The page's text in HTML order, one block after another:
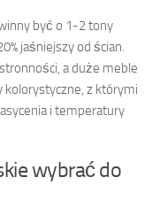
być o 1-2 tony
jaśniejszy od ścian.
a duże meble
kolorystyczne, z którymi
i temperatury
wybrać do